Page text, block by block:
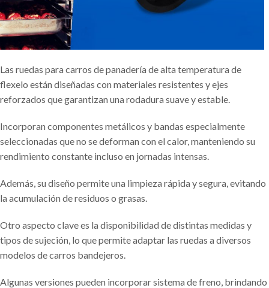
Las ruedas para carros de panadería de alta temperatura de
flexelo están diseñadas con materiales resistentes y ejes
reforzados que garantizan una rodadura suave y estable.
Incorporan componentes metálicos y bandas especialmente
seleccionadas que no se deforman con el calor, manteniendo su
rendimiento constante incluso en jornadas intensas.
Además, su diseño permite una limpieza rápida y segura, evitando
la acumulación de residuos o grasas.
Otro aspecto clave es la disponibilidad de distintas medidas y
tipos de sujeción, lo que permite adaptar las ruedas a diversos
modelos de carros bandejeros.
Algunas versiones pueden incorporar sistema de freno, brindando